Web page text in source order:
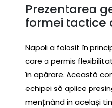
Prezentarea
formei tactice
Napoli a folosit în
care a permis
în apărare. Această
echipei să aplice
menținând în același